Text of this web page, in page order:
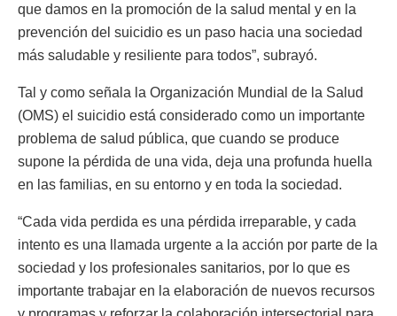
que damos en la promoción de la salud mental y en la
prevención del suicidio es un paso hacia una sociedad
más saludable y resiliente para todos”, subrayó.
Tal y como señala la Organización Mundial de la Salud
(OMS) el suicidio está considerado como un importante
problema de salud pública, que cuando se produce
supone la pérdida de una vida, deja una profunda huella
en las familias, en su entorno y en toda la sociedad.
“Cada vida perdida es una pérdida irreparable, y cada
intento es una llamada urgente a la acción por parte de la
sociedad y los profesionales sanitarios, por lo que es
importante trabajar en la elaboración de nuevos recursos